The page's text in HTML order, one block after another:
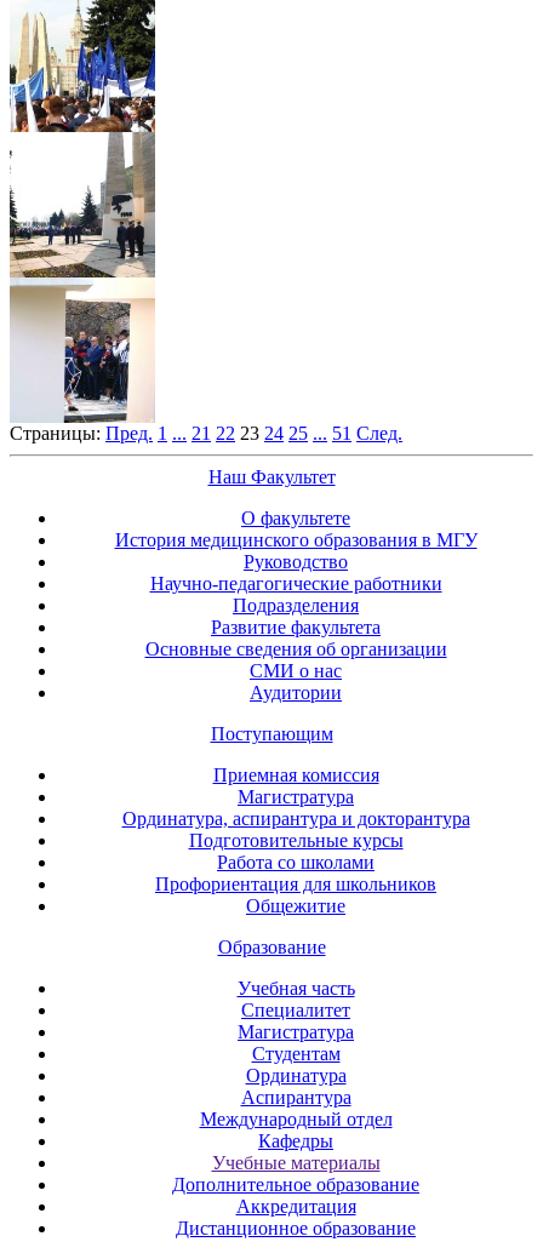
Страницы: Пред. 1 ... 21 22 23 24 25 ... 51 След.
Наш Факультет
О факультете
История медицинского образования в МГУ
Руководство
Научно-педагогические работники
Подразделения
Развитие факультета
Основные сведения об организации
СМИ о нас
Аудитории
Поступающим
Приемная комиссия
Магистратура
Ординатура, аспирантура и докторантура
Подготовительные курсы
Работа со школами
Профориентация для школьников
Общежитие
Образование
Учебная часть
Специалитет
Магистратура
Студентам
Ординатура
Аспирантура
Международный отдел
Кафедры
Учебные материалы
Дополнительное образование
Аккредитация
Дистанционное образование